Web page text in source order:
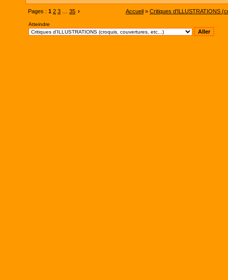
Pages : 1 2 3 35 › Accueil » Critiques d'ILLUSTRATIONS
Atteindre